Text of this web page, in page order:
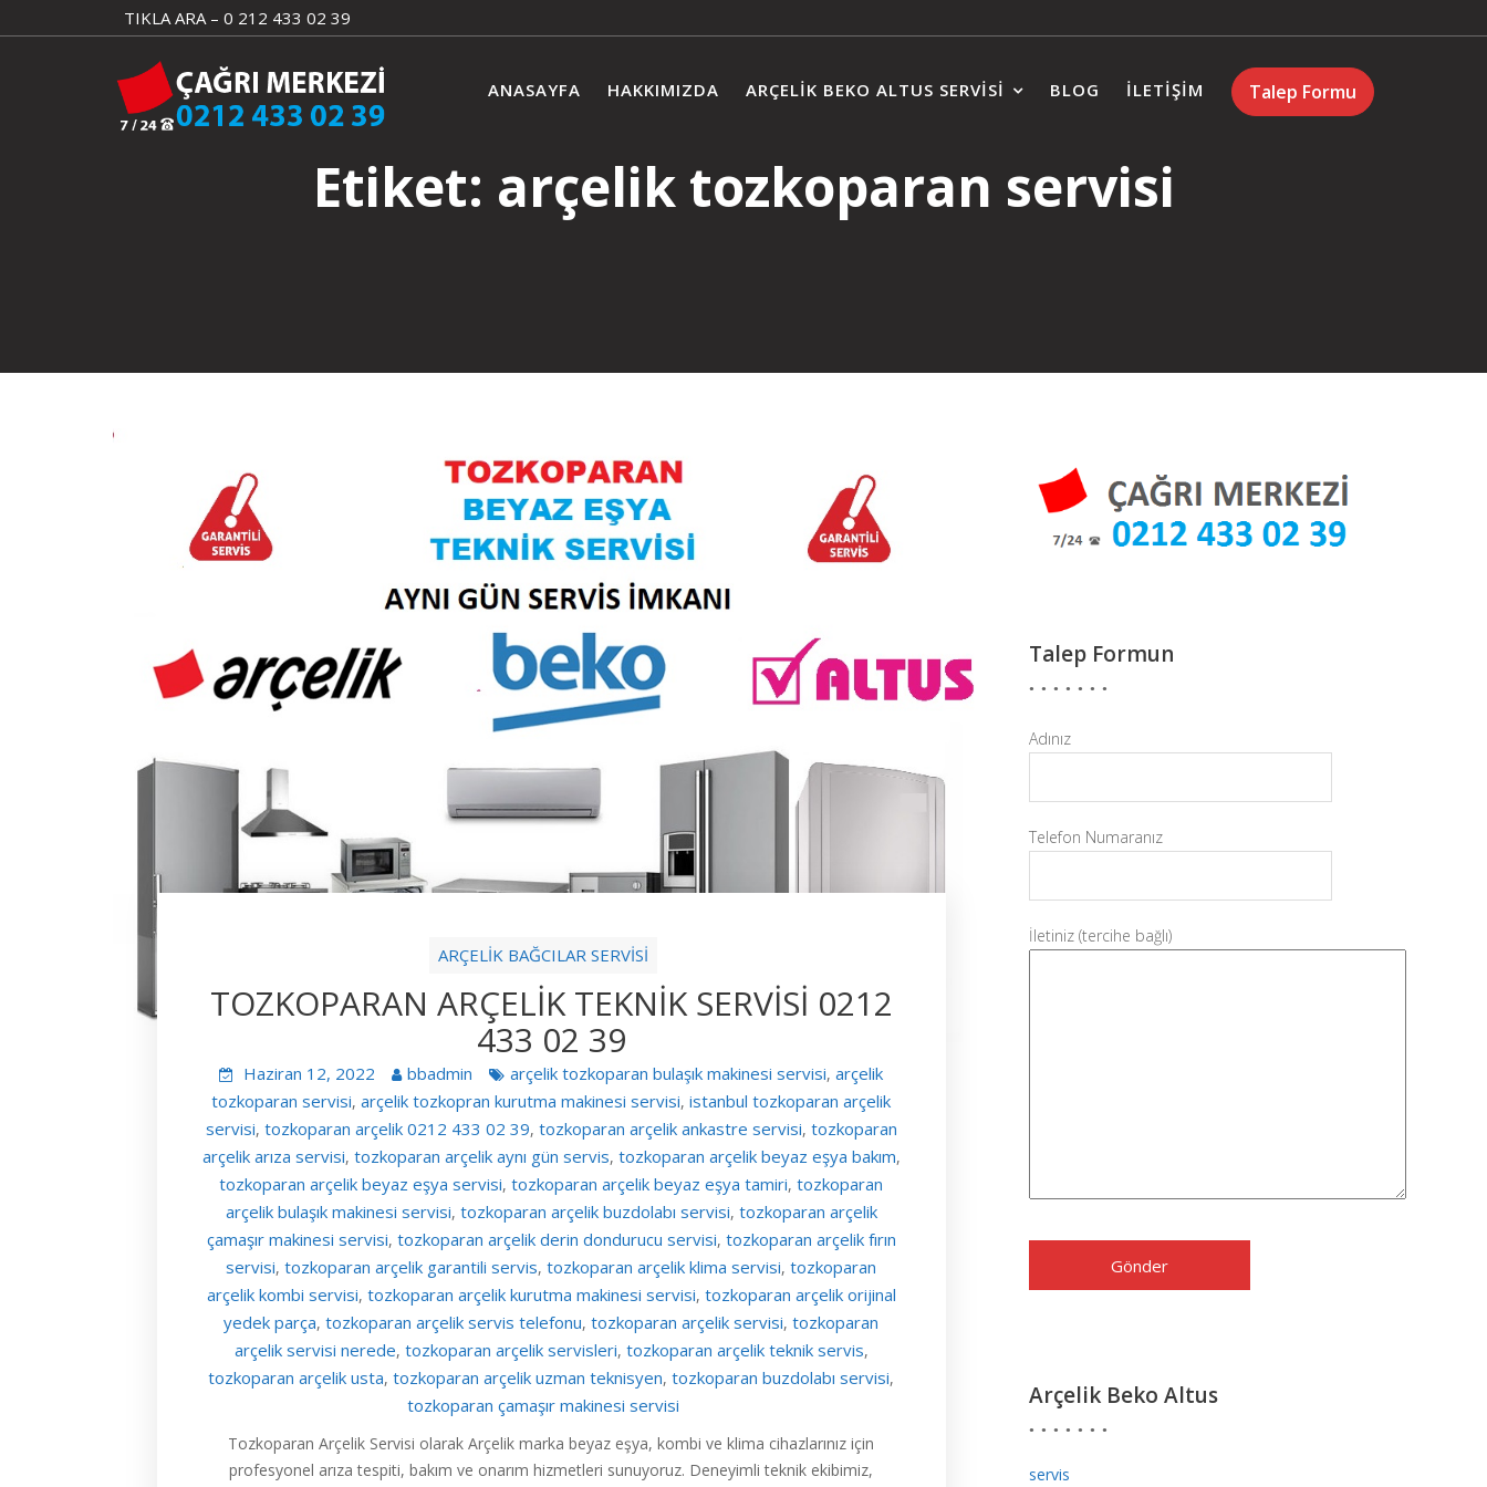
to
TIKLA ARA – 0 212 433 02 39
Talep Formu
ANASAYFA HAKKIMIZDA ARÇELIK BEKO ALTUS SERVISI BLOG İLETIŞIM
Etiket: arçelik tozkoparan servisi
ARÇELİK BAĞCILAR SERVİSİ
TOZKOPARAN ARÇELİK TEKNİK SERVİSİ 0212
433 02 39
Haziran 12, 2022 bbadmin arçelik tozkoparan bulaşık makinesi servisi,arçelik
tozkoparan servisi,arçelik tozkopran kurutma makinesi servisi,istanbul tozkoparan arçelik
servisi, tozkoparan arçelik 0212 433 02 39, tozkoparan arçelik ankastre servisi, tozkoparan
arçelik arıza servisi, tozkoparan arçelik aynı gün servis, tozkoparan arçelik beyaz eşya bakım,
tozkoparan arçelik beyaz eşya servisi,tozkoparan arçelik beyaz eşya tamiri,tozkoparan
arçelik bulaşık makinesi servisi, tozkoparan arçelik buzdolabı servisi, tozkoparan arçelik
çamaşır makinesi servisi, tozkoparan arçelik derin dondurucu servisi, tozkoparan arçelik fırın
servisi,tozkoparan arçelik garantili servis,tozkoparan arçelik klima servisi,tozkoparan
arçelik kombi servisi, tozkoparan arçelik kurutma makinesi servisi, tozkoparan arçelik orijinal
yedek parça,tozkoparan arçelik servis telefonu,tozkoparan arçelik servisi,tozkoparan
arçelik servisi nerede, tozkoparan arçelik servisleri, tozkoparan arçelik teknik servis,
tozkoparan arçelik usta,tozkoparan arçelik uzman teknisyen,tozkoparan buzdolabı servisi,
tozkoparan çamaşır makinesi servisi
Tozkoparan Arçelik Servisi olarak Arçelik marka beyaz eşya, kombi ve klima cihazlarınız için
profesyonel arıza tespiti, bakım ve onarım hizmetleri sunuyoruz. Deneyimli teknik ekibimiz,
Talep Formun
Adınız
Telefon Numaranız
İletiniz (tercihe bağlı)
Arçelik Beko Altus
servis